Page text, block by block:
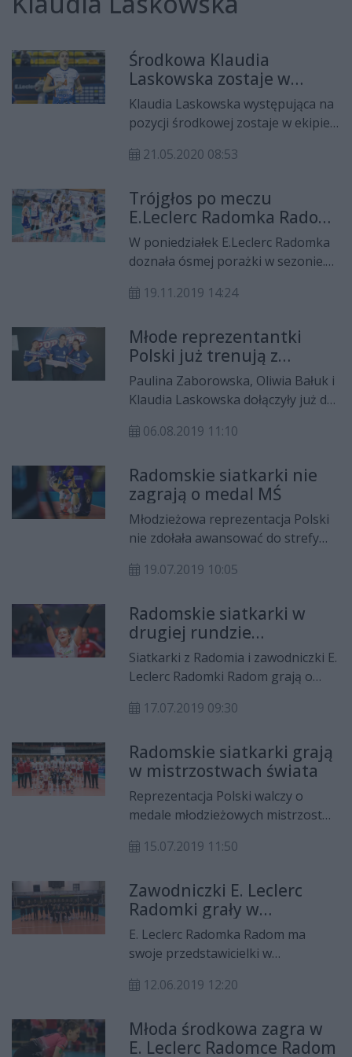
Środkowa Klaudia
Laskowska zostaje w
E.Leclerc Radomce Radom
Klaudia Laskowska występująca na
pozycji środkowej zostaje w ekipie
2020/21 Tauron Ligi.
21.05.2020 08:53
Trójgłos po meczu
E.Leclerc Radomka Radom
- Enea PTPS Piła
W poniedziałek E.Leclerc Radomka
doznała ósmej porażki w sezonie.
wypowiedzi trenera Adama
Marharyty Azizowej oraz Klaudii
Laskowskiej.
19.11.2019 14:24
Młode reprezentantki
Polski już trenują z
E.Leclerc Radomką Radom
Paulina Zaborowska, Oliwia Bałuk i
Klaudia Laskowska dołączyły już do
Zawodniczki dostały tydzień
mistrzostwach świata juniorek.
06.08.2019 11:10
Radomskie siatkarki nie
zagrają o medal MŚ
Młodzieżowa reprezentacja Polski
nie zdołała awansować do strefy
Biało-czerwone z radomskimi
Japonią.
19.07.2019 10:05
Radomskie siatkarki w
drugiej rundzie
mistrzostw świata
Siatkarki z Radomia i zawodniczki E.
Leclerc Radomki Radom grają o
młodzieżowych mistrzostw świata.
17.07.2019 09:30
Radomskie siatkarki grają
w mistrzostwach świata
Reprezentacja Polski walczy o
medale młodzieżowych mistrzostw
wiele radomskich akcentów.
15.07.2019 11:50
Zawodniczki E. Leclerc
Radomki grały w
reprezentacji
E. Leclerc Radomka Radom ma
swoje przedstawicielki w
Biało-czerwone przebywają
Mariborze.
12.06.2019 12:20
Młoda środkowa zagra w
E. Leclerc Radomce Radom